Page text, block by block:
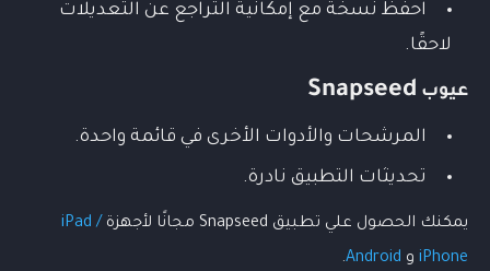
احفظ نسخة مع إمكانية التراجع عن التعديلات
لاحقًا.
عيوب Snapseed
المرشحات والأدوات الأخرى في قائمة واحدة.
تحديثات التطبيق نادرة.
يمكنك الحصول علي تطبيق Snapseed مجانًا لأجهزة
iPad /
iPhone و Android
.